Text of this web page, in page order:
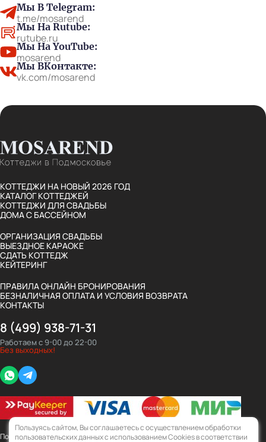
Мы В Telegram:
t.me/mosarend
Мы На Rutube:
rutube.ru
Мы На YouTube:
mosarend
Мы ВКонтакте:
vk.com/mosarend
КОТТЕДЖИ НА НОВЫЙ 2026 ГОД
КАТАЛОГ КОТТЕДЖЕЙ
КОТТЕДЖИ ДЛЯ СВАДЬБЫ
ДОМА С БАССЕЙНОМ
ОРГАНИЗАЦИЯ СВАДЬБЫ
ВЫЕЗДНОЕ КАРАОКЕ
СДАТЬ КОТТЕДЖ
КЕЙТЕРИНГ
ПРАВИЛА ОНЛАЙН БРОНИРОВАНИЯ
БЕЗНАЛИЧНАЯ ОПЛАТА И УСЛОВИЯ ВОЗВРАТА
КОНТАКТЫ
8 (499) 938-71-31
Работаем с 9-00 до 22-00
Без выходных!
Whatsapp
Telegram
Политика конфиденциальности
Пользуясь сайтом, Вы соглашаетесь с осуществлением обработки
пользовательских данных с использованием Cookies в соответствии